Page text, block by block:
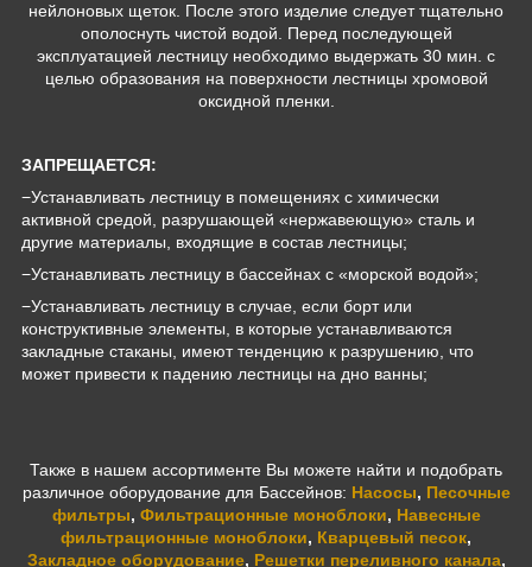
нейлоновых щеток. После этого изделие следует тщательно
ополоснуть чистой водой. Перед последующей
эксплуатацией лестницу необходимо выдержать 30 мин. с
целью образования на поверхности лестницы хромовой
оксидной пленки.
ЗАПРЕЩАЕТСЯ:
−Устанавливать лестницу в помещениях с химически
активной средой, разрушающей «нержавеющую» cталь и
другие материалы, входящие в состав лестницы;
−Устанавливать лестницу в бассейнах с «морской водой»;
−Устанавливать лестницу в случае, если борт или
конструктивные элементы, в которые устанавливаются
закладные стаканы, имеют тенденцию к разрушению, что
может привести к падению лестницы на дно ванны;
Также в нашем ассортименте Вы можете найти и подобрать
различное оборудование для Бассейнов: Насосы, Песочные
фильтры, Фильтрационные моноблоки, Навесные
фильтрационные моноблоки, Кварцевый песок,
Закладное оборудование, Решетки переливного канала,